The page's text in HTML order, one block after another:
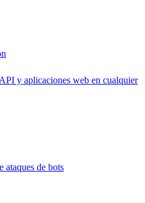
y aplicaciones web en cualquier
ataques de bots